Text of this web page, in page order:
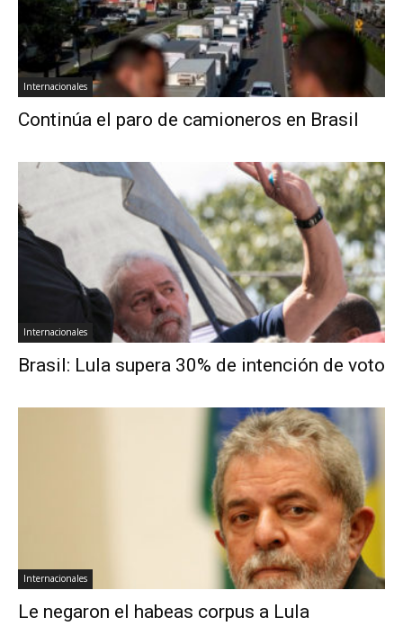
Internacionales
Continúa el paro de camioneros en Brasil
Internacionales
Brasil: Lula supera 30% de intención de voto
Internacionales
Le negaron el habeas corpus a Lula